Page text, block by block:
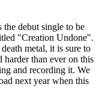
debut single to be
"Creation Undone".
metal, it is sure to
than ever on this
and recording it. We
next year when this